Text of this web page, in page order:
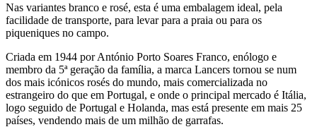
Nas variantes branco e rosé, esta é uma embalagem ideal, pela
facilidade de transporte, para levar para a praia ou para os
piqueniques no campo.
Criada em 1944 por António Porto Soares Franco, enólogo e
membro da 5ª geração da família, a marca Lancers tornou se num
dos mais icónicos rosés do mundo, mais comercializada no
estrangeiro do que em Portugal, e onde o principal mercado é Itália,
logo seguido de Portugal e Holanda, mas está presente em mais 25
países, vendendo mais de um milhão de garrafas.